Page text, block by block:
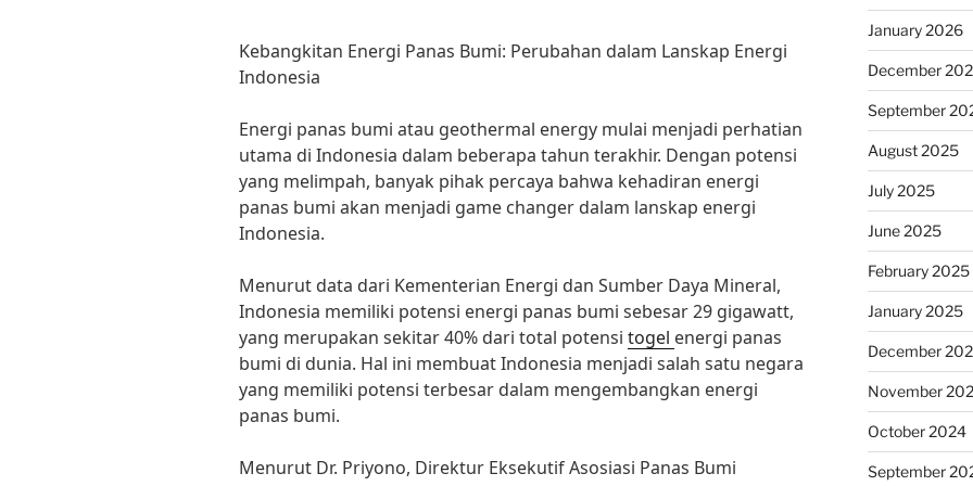
Kebangkitan Energi Panas Bumi: Perubahan dalam Lanskap Energi
Indonesia
Energi panas bumi atau geothermal energy mulai menjadi perhatian
utama di Indonesia dalam beberapa tahun terakhir. Dengan potensi
yang melimpah, banyak pihak percaya bahwa kehadiran energi
panas bumi akan menjadi game changer dalam lanskap energi
Indonesia.
Menurut data dari Kementerian Energi dan Sumber Daya Mineral,
Indonesia memiliki potensi energi panas bumi sebesar 29 gigawatt,
yang merupakan sekitar 40% dari total potensi togel energi panas
bumi di dunia. Hal ini membuat Indonesia menjadi salah satu negara
yang memiliki potensi terbesar dalam mengembangkan energi
panas bumi.
Menurut Dr. Priyono, Direktur Eksekutif Asosiasi Panas Bumi
January 2026
December
September
August 2025
July 2025
June 2025
February 2025
January 2025
December
November
October 2024
September